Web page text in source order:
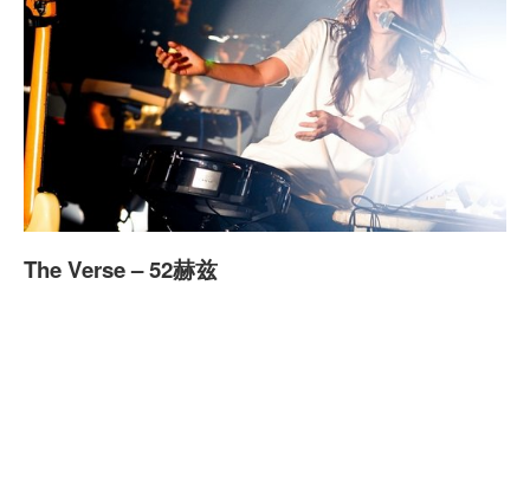
The Verse – 52赫兹